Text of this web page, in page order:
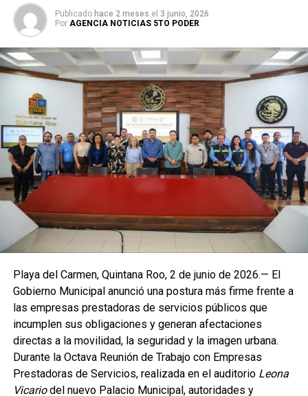
Publicado hace 2 meses el 3 junio, 2026
Por AGENCIA NOTICIAS 5TO PODER
Playa del Carmen, Quintana Roo, 2 de junio de 2026.— El
Gobierno Municipal anunció una postura más firme frente a
las empresas prestadoras de servicios públicos que
incumplen sus obligaciones y generan afectaciones
directas a la movilidad, la seguridad y la imagen urbana.
Durante la Octava Reunión de Trabajo con Empresas
Prestadoras de Servicios, realizada en el auditorio Leona
Vicariodel nuevo Palacio Municipal, autoridades y